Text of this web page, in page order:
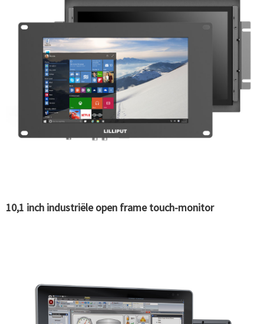
10,1 inch industriële open frame touch-monitor